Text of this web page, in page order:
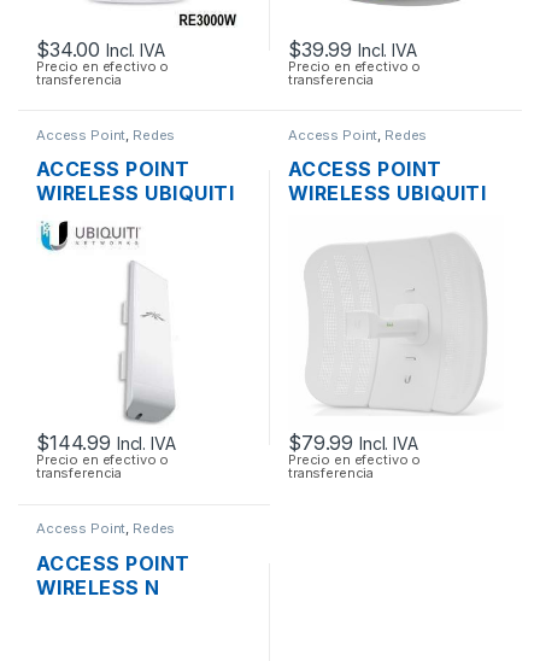
$34.00 Incl. IVA
Precio en efectivo o
transferencia
$39.99 Incl. IVA
Precio en efectivo o
transferencia
Access Point Redes
ACCESS POINT
WIRELESS UBIQUITI
NANOSTATION M5
AIRMAX 5GHZ 16DBI
MIMO 500MW
OUTDOOR
$144.99 Incl. IVA
Precio en efectivo o
transferencia
Access Point Redes
ACCESS POINT
WIRELESS UBIQUITI
M5-23 AIRMAX 5GHZ
23DBI 316MW + POE
OUTDOOR
$79.99 Incl. IVA
Precio en efectivo o
transferencia
Access Point, Redes
ACCESS POINT
WIRELESS N